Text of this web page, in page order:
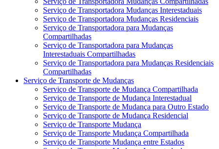
Serviço de Transportadora Mudanças Interestaduais
Serviço de Transportadora Mudanças Residenciais
Serviço de Transportadora para Mudanças
Compartilhadas
Serviço de Transportadora para Mudanças
Interestaduais Compartilhadas
Serviço de Transportadora para Mudanças Residenciais
Compartilhadas
Serviço de Transporte de Mudanças
Serviço de Transporte de Mudança Compartilhada
Serviço de Transporte de Mudança Interestadual
Serviço de Transporte de Mudança para Outro Estado
Serviço de Transporte de Mudança Residencial
Serviço de Transporte Mudança
Serviço de Transporte Mudança Compartilhada
Serviço de Transporte Mudança entre Estados